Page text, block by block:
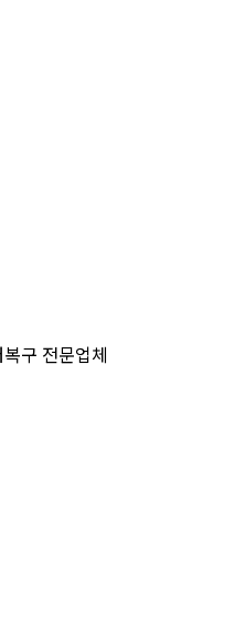
구 전문업체